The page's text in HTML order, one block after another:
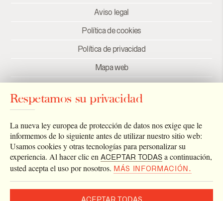
Aviso legal
Política de cookies
Política de privacidad
Mapa web
Enlaces
Newsletter
Respetamos su privacidad
La nueva ley europea de protección de datos nos exige que le
informemos de lo siguiente antes de utilizar nuestro sitio web:
Usamos cookies y otras tecnologías para personalizar su
experiencia. Al hacer clic en ACEPTAR TODAS a continuación,
usted acepta el uso por nosotros. MÁS INFORMACIÓN.